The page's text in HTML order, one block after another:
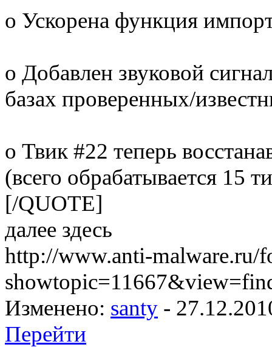
o Ускорена функция
o Добавлен звуковой
базах проверенных/
o Твик #22 теперь
(всего обрабатывается 15
[/QUOTE]
далее здесь
http://www.anti-malware.ru/
Изменено: santy -
Перейти